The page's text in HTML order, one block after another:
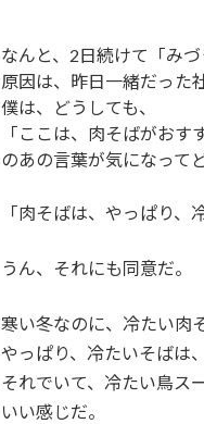
なんと、2日続けて「み
原因は、昨日一緒だった
僕は、どうしても、
「ここは、肉そばがおす
のあの言葉が気になって
「肉そばは、やっぱり、
うん、それにも同意だ。
寒い冬なのに、冷たい肉
やっぱり、冷たいそばは
それでいて、冷たい鳥ス
いい感じだ。